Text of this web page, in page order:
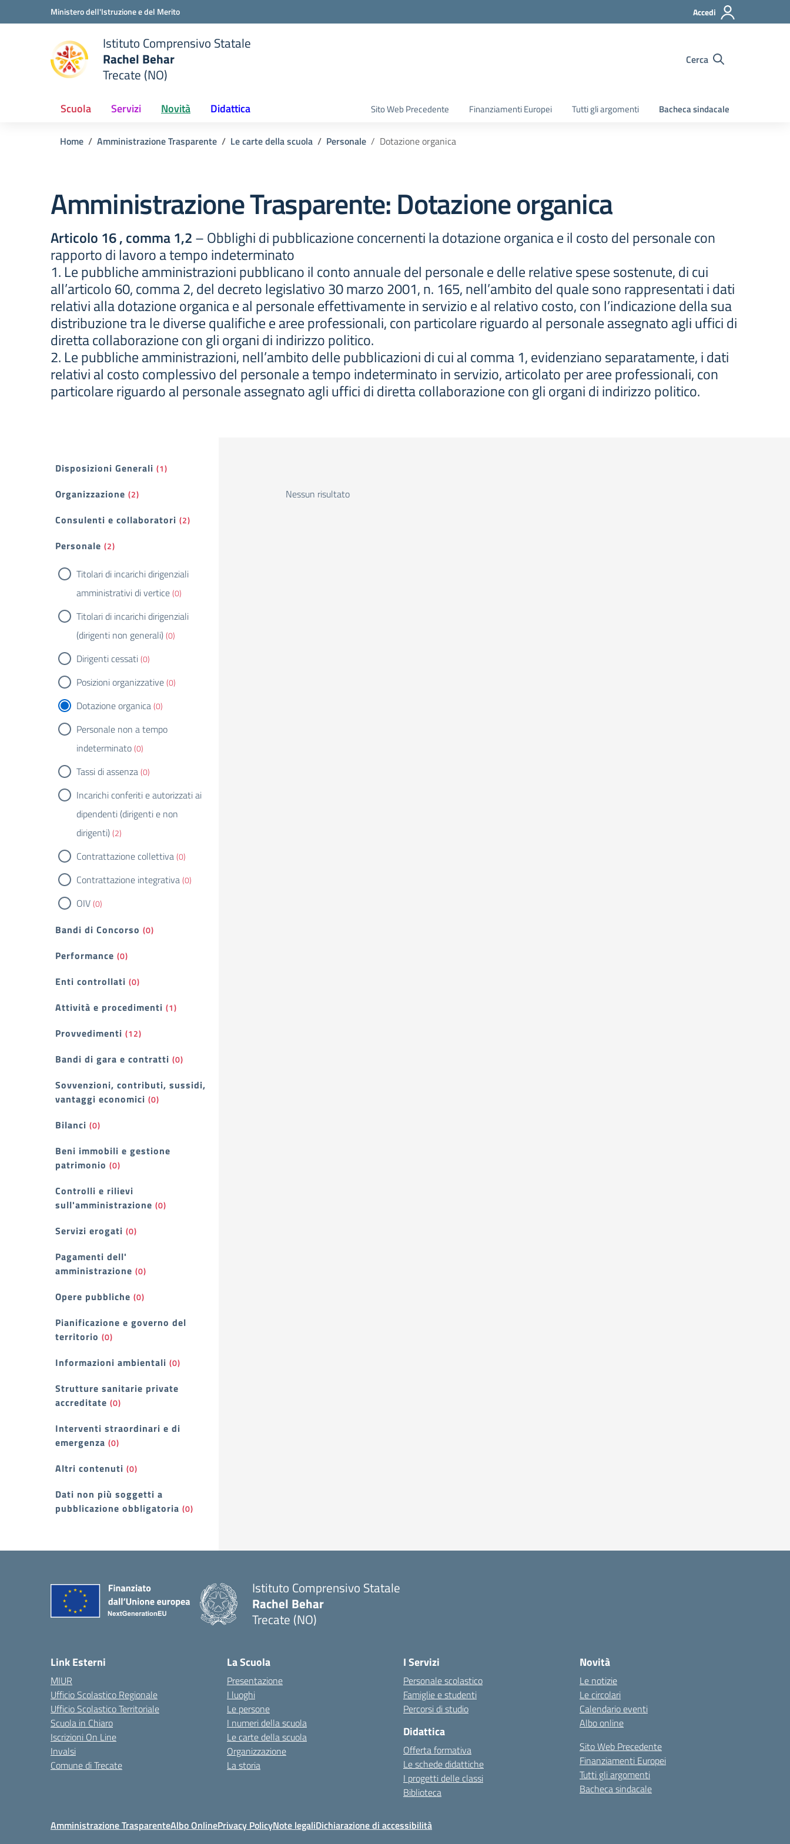
Vai ai contenuti
Vai al menu di navigazioneMinistero dell'Istruzione e del Merito Accedi
scuola
Istituto Comprensivo Statale
Rachel Behar
Trecate (NO)
Cerca
Scuola Servizi Novità Didattica Sito Web Precedente Finanziamenti Europei Tutti gli argomenti Bacheca sindacale
Home Amministrazione Trasparente Le carte della scuola Personale Dotazione organica
Amministrazione Trasparente:Dotazione organica
Articolo 16 , comma 1,2– Obblighi di pubblicazione concernenti la dotazione organica e il costo del personale con
rapporto di lavoro a tempo indeterminato
1. Le pubbliche amministrazioni pubblicano il conto annuale del personale e delle relative spese sostenute, di cui
all’articolo 60, comma 2, del decreto legislativo 30 marzo 2001, n. 165, nell’ambito del quale sono rappresentati i dati
relativi alla dotazione organica e al personale effettivamente in servizio e al relativo costo, con l’indicazione della sua
distribuzione tra le diverse qualifiche e aree professionali, con particolare riguardo al personale assegnato agli uffici di
diretta collaborazione con gli organi di indirizzo politico.
2. Le pubbliche amministrazioni, nell’ambito delle pubblicazioni di cui al comma 1, evidenziano separatamente, i dati
relativi al costo complessivo del personale a tempo indeterminato in servizio, articolato per aree professionali, con
particolare riguardo al personale assegnato agli uffici di diretta collaborazione con gli organi di indirizzo politico.
Filtri
Disposizioni Generali (1)
Organizzazione (2)
Consulenti e collaboratori (2)
Personale (2)
Titolari di incarichi dirigenziali
amministrativi di vertice(0)
Titolari di incarichi dirigenziali
(dirigenti non generali)(0)
Dirigenti cessati(0)
Posizioni organizzative(0)
Dotazione organica(0)
Personale non a tempo
indeterminato(0)
Tassi di assenza(0)
Incarichi conferiti e autorizzati ai
dipendenti (dirigenti e non
dirigenti)(2)
Contrattazione collettiva(0)
Contrattazione integrativa(0)
OIV(0)
Bandi di Concorso (0)
Performance (0)
Enti controllati (0)
Attività e procedimenti (1)
Provvedimenti (12)
Bandi di gara e contratti (0)
Sovvenzioni, contributi, sussidi,
vantaggi economici (0)
Bilanci (0)
Beni immobili e gestione
patrimonio (0)
Controlli e rilievi
sull'amministrazione (0)
Servizi erogati (0)
Pagamenti dell'
amministrazione (0)
Opere pubbliche (0)
Pianificazione e governo del
territorio (0)
Informazioni ambientali (0)
Strutture sanitarie private
accreditate (0)
Interventi straordinari e di
emergenza (0)
Altri contenuti (0)
Dati non più soggetti a
pubblicazione obbligatoria (0)
Nessun risultato
Istituto Comprensivo Statale
Rachel Behar
Trecate (NO)
Link Esterni
MIUR
Ufficio Scolastico Regionale
Ufficio Scolastico Territoriale
Scuola in Chiaro
Iscrizioni On Line
Invalsi
Comune di Trecate
La Scuola
Presentazione
I luoghi
Le persone
I numeri della scuola
Le carte della scuola
Organizzazione
La storia
I Servizi
Personale scolastico
Famiglie e studenti
Percorsi di studio
Didattica
Offerta formativa
Le schede didattiche
I progetti delle classi
Biblioteca
Novità
Le notizie
Le circolari
Calendario eventi
Albo online
Sito Web Precedente
Finanziamenti Europei
Tutti gli argomenti
Bacheca sindacale
Amministrazione TrasparenteAlbo OnlinePrivacy PolicyNote legaliDichiarazione di accessibilità